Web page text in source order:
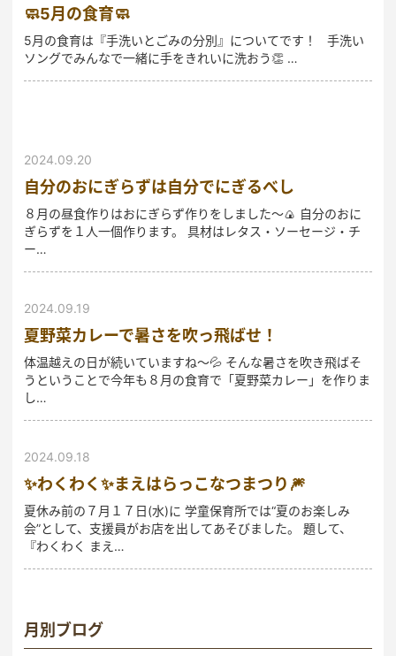
🧼5月の食育🧼
5月の食育は『手洗いとごみの分別』についてです！ 手洗い
ソングでみんなで一緒に手をきれいに洗おう👏 …
2024.09.20
自分のおにぎらずは自分でにぎるべし
８月の昼食作りはおにぎらず作りをしました～🍙 自分のおに
ぎらずを１人一個作ります。 具材はレタス・ソーセージ・チ
ー…
2024.09.19
夏野菜カレーで暑さを吹っ飛ばせ！
体温越えの日が続いていますね～💦 そんな暑さを吹き飛ばそ
うということで今年も８月の食育で「夏野菜カレー」を作りま
し…
2024.09.18
✨わくわく✨まえはらっこなつまつり🎆
夏休み前の７月１７日(水)に 学童保育所では“夏のお楽しみ
会”として、支援員がお店を出してあそびました。 題して、
『わくわく まえ…
月別ブログ